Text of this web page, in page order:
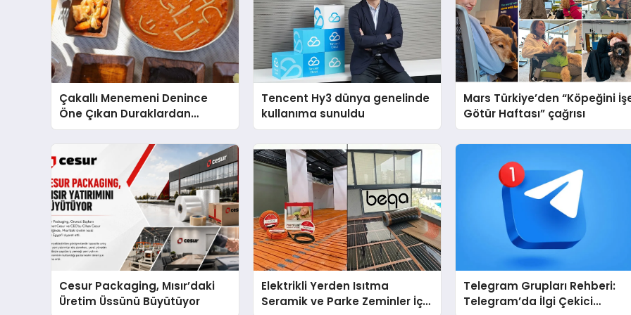
Çakallı Menemeni Denince
Öne Çıkan Duraklardan
Aytaçoğlu Menemen
Tencent Hy3 dünya genelinde
kullanıma sunuldu
Mars Türkiye’den “Köpeğini
Götür Haftası” çağrısı
Cesur Packaging, Mısır’daki
Üretim Üssünü Büyütüyor
Elektrikli Yerden Isıtma
Seramik ve Parke Zeminler İçin
Telegram Grupları Rehberi:
Telegram’da İlgi Çekici